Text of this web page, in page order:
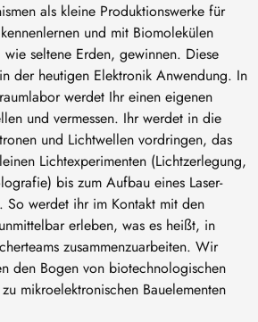
als kleine Produktionswerke für
und mit Biomolekülen
wie seltene Erden, gewinnen. Diese
der heutigen Elektronik Anwendung. In
werdet Ihr einen eigenen
und vermessen. Ihr werdet in die
und Lichtwellen vordringen, das
Lichtexperimenten (Lichtzerlegung,
bis zum Aufbau eines Laser-
So werdet ihr im Kontakt mit den
erleben, was es heißt, in
zusammenzuarbeiten. Wir
den Bogen von biotechnologischen
mikroelektronischen Bauelementen